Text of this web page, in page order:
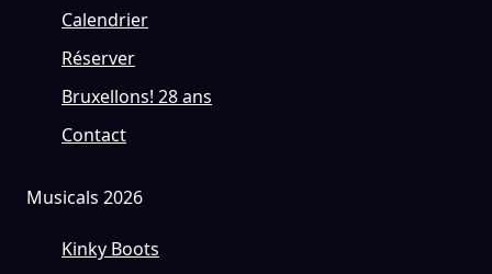
Calendrier
Réserver
Bruxellons! 28 ans
Contact
Musicals 2026
Kinky Boots